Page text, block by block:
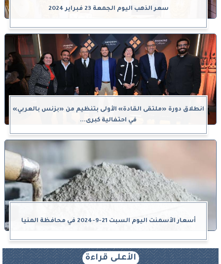
سعر الذهب اليوم الجمعة 23 فبراير 2024
انطلاق دورة «ملتقى القادة» الأولى بتنظيم من «بزنس بالعربي»
في احتفالية كبرى...
أسعار الأسمنت اليوم السبت 21-9-2024 في محافظة المنيا
الأعلى قراءة